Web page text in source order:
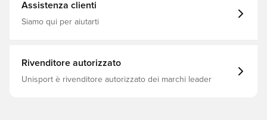
Assistenza clienti
Siamo qui per aiutarti
Rivenditore autorizzato
Unisport è rivenditore autorizzato dei marchi leader